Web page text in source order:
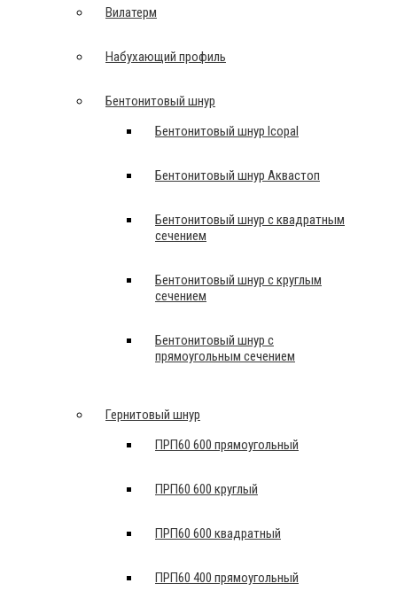
Вилатерм
Набухающий профиль
Бентонитовый шнур
Бентонитовый шнур Icopal
Бентонитовый шнур Аквастоп
Бентонитовый шнур с квадратным
сечением
Бентонитовый шнур с круглым
сечением
Бентонитовый шнур с
прямоугольным сечением
Гернитовый шнур
ПРП60 600 прямоугольный
ПРП60 600 круглый
ПРП60 600 квадратный
ПРП60 400 прямоугольный